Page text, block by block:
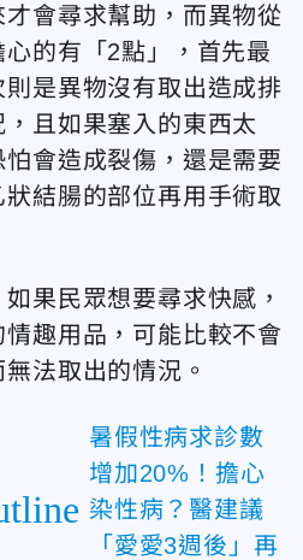
會尋求幫助，而異物從
的有「2點」，首先最
是異物沒有取出造成排
且如果塞入的東西太
會造成裂傷，還是需要
結腸的部位再用手術取
果民眾想要尋求快感，
趣用品，可能比較不會
法取出的情況。
暑假性病求診數
增加20%！擔心
染性病？醫建議
「愛愛3週後」再